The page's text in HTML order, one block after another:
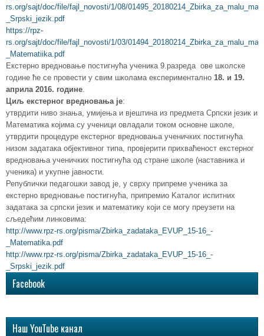
rs.org/sajt/doc/file/fajl_novosti/1/08/
_Srpski_jezik.pdf
https://rpz-
rs.org/sajt/doc/file/fajl_novosti/1/03/
_Matematiika.pdf
Екстерно вредновање постигнућа ученика 9.разреда ове школске
године ће се провести у свим школама експериментално 18. и 19.
априла 2016. године.
Циљ екстерног вредновања је:
утврдити ниво знања, умијења и вјештина из предмета Српски језик и
Математика којима су ученици овладали током основне школе,
утврдити процедуре екстерног вредновања ученичких постигнућа
низом задатака објективног типа, провјерити прихваћеност екстерног
вредновања ученичких постигнућа од стране школе (наставника и
ученика) и укупне јавности.
Републички педагошки завод је, у сврху припреме ученика за
екстерно вредновање постигнућа, припремио Kaталог испитних
задатака за српски језик и математику који се могу преузети на
сљедећим линковима:
http://www.rpz-rs.org/pisma/Zbirka_zadataka_EVUP_15-16_-
_Matematika.pdf
http://www.rpz-rs.org/pisma/Zbirka_zadataka_EVUP_15-16_-
_Srpski_jezik.pdf
Facebook
Наш YouTube канал